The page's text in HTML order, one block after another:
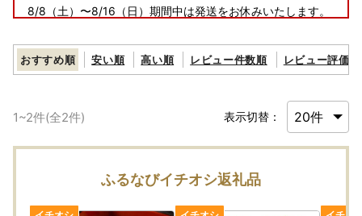
8/8（土）〜8/16（日）期間中は発送をお休みいたします。
長期不在のご予定がある場合は事前にご連絡ください。
※出荷準備の都合により、出荷後のご連絡には対応できませ
【お問い合わせへのご回答について】
現在、多数のお問い合わせを頂戴しており、ご回答までに通
常よりお時間をいただいております。
順次対応を進めておりますので、恐れ入りますが今しばらく
お待ちくださいますようお願い申し上げます。
ご迷惑をおかけいたしますが、何卒ご理解・ご協力のほどよ
おすすめ順 安い順 高い順 レビュー件数順 レビュー評価順
1~2件(全2件) 表示切替：
ふるなびイチオシ返礼品